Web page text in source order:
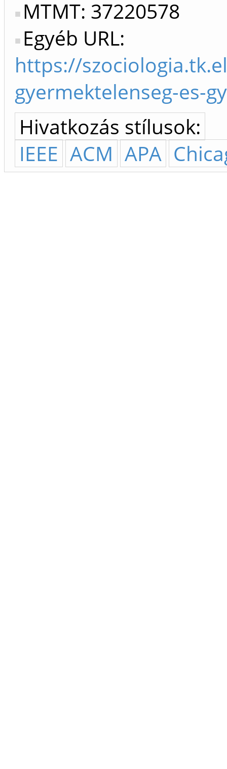
MTMT: 37220578
Egyéb URL:
https://
gyermektelenseg-es-
Hivatkozás stílusok:
IEEE ACM APA